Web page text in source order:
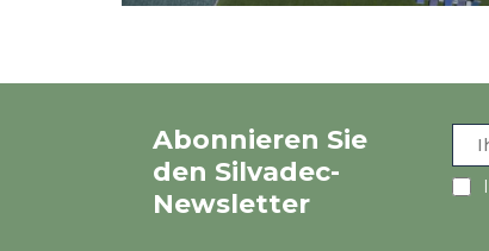
Abonnieren Sie
den Silvadec-
Newsletter